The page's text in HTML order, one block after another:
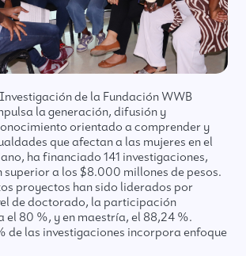
de la Fundación WWB
la generación, difusión y
orientado a comprender y
que afectan a las mujeres en el
ha financiado 141 investigaciones,
superior a los $8.000 millones de pesos.
proyectos han sido liderados por
de doctorado, la participación
el 80 %, y en maestría, el 88,24 %.
de las investigaciones incorpora enfoque